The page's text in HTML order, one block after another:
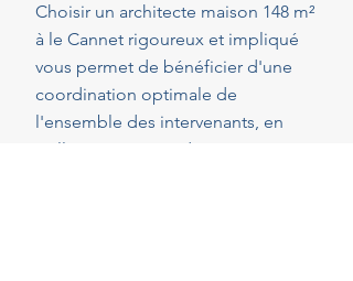
Choisir un architecte maison 148 m²
à le Cannet rigoureux et impliqué
vous permet de bénéficier d'une
coordination optimale de
l'ensemble des intervenants, en
veillant au respect de vos attentes,